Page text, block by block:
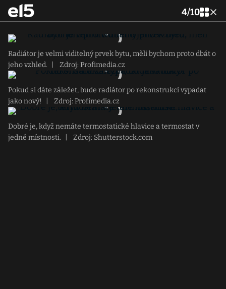
4/10
Radiátor je velmi viditelný prvek bytu, měli bychom proto dbát o
jeho vzhled.
Zdroj: Profimedia.cz
Pokud si dáte záležet, bude radiátor po rekonstrukci vypadat
jako nový!
Zdroj: Profimedia.cz
Dobré je, když nemáte termostatické hlavice a termostat v
jedné místnosti.
Zdroj: Shutterstock.com